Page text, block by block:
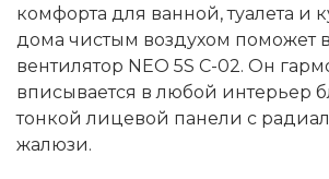
комфорта для ванной, туалета и
дома чистым воздухом поможет
вентилятор NEO 5S C-02. Он
вписывается в любой интерьер
тонкой лицевой панели с
жалюзи.